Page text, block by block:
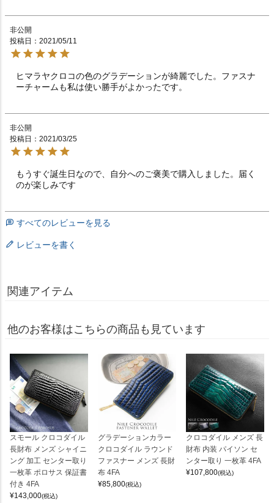
非公開
投稿日
2021/05/11
ヒマラヤクロコの色のグラデーションが綺麗でした。ファスナ
ーチャームも私は使い勝手がよかったです。
非公開
投稿日
2021/03/25
もうすぐ誕生日なので、自分へのご褒美で購入しました。届く
のが楽しみです
すべてのレビューを見る
レビューを書く
関連アイテム
他のお客様はこちらの商品も見ています
スモール クロコダイル
長財布 メンズ シャイニ
ング 加工 センター取り
一枚革 ポロサス 保証書
付き 4FA
¥143,000(税込)
グラデーションカラー
クロコダイル ラウンド
ファスナー メンズ 長財
布 4FA
¥85,800(税込)
クロコダイル メンズ 長
財布 内装 パイソン セ
ンター取り 一枚革 4FA
¥107,800(税込)